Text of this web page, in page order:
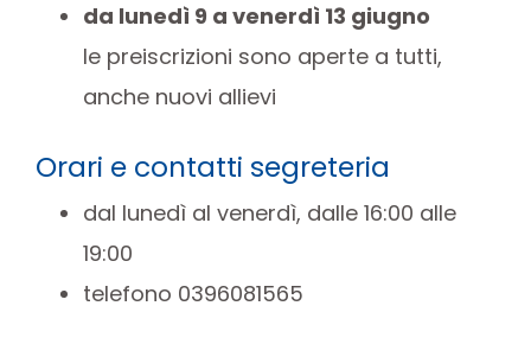
da lunedì 9 a venerdì 13 giugno
le preiscrizioni sono aperte a tutti,
anche nuovi allievi
Orari e contatti segreteria
dal lunedì al venerdì, dalle 16:00 alle
19:00
telefono 0396081565